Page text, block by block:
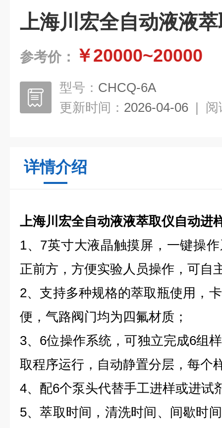
上海川宏全自动液液
参考价： ￥20000~20000
型号： CHCQ-6A
更新时间： 2026-04-06 | 阅
详情介绍
上海川宏全自动液液萃取仪自动进
1、7英寸大液晶触摸屏，一键操
正前方，方便实验人员操作，可自
2、支持多种规格的萃取瓶使用，
便，气路阀门均为四氟材质；
3、6位操作系统，可独立完成6组
取程序运行，自动静置分层，每个
4、配6个泵头代替手工进样或进试
5、萃取时间，清洗时间、间歇时